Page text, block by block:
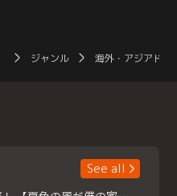
ジャンル 海外・アジアドラ
See all